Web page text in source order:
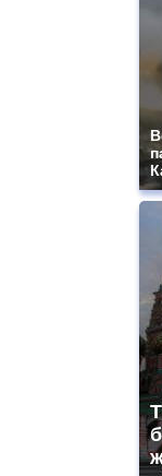
https://